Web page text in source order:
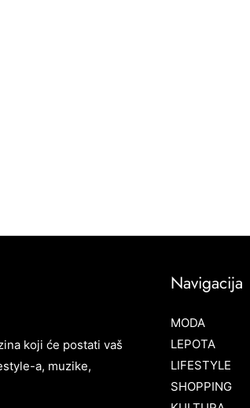
koji će postati vaš
a, muzike,
Navigacija
MODA
LEPOTA
LIFESTYLE
SHOPPING